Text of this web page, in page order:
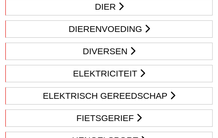
DIER
DIERENVOEDING
DIVERSEN
ELEKTRICITEIT
ELEKTRISCH GEREEDSCHAP
FIETSGERIEF